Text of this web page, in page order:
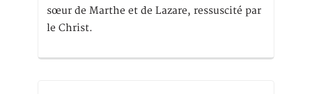
sœur de Marthe et de Lazare, ressuscité par
le Christ.